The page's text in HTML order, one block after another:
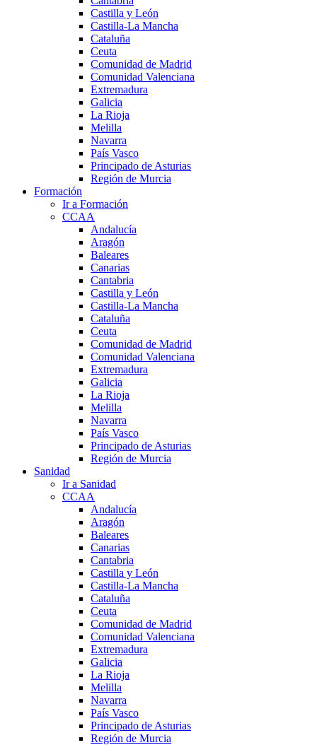
Castilla y León
Castilla-La Mancha
Cataluña
Ceuta
Comunidad de Madrid
Comunidad Valenciana
Extremadura
Galicia
La Rioja
Melilla
Navarra
País Vasco
Principado de Asturias
Región de Murcia
Formación
Ir a Formación
CCAA
Andalucía
Aragón
Baleares
Canarias
Cantabria
Castilla y León
Castilla-La Mancha
Cataluña
Ceuta
Comunidad de Madrid
Comunidad Valenciana
Extremadura
Galicia
La Rioja
Melilla
Navarra
País Vasco
Principado de Asturias
Región de Murcia
Sanidad
Ir a Sanidad
CCAA
Andalucía
Aragón
Baleares
Canarias
Cantabria
Castilla y León
Castilla-La Mancha
Cataluña
Ceuta
Comunidad de Madrid
Comunidad Valenciana
Extremadura
Galicia
La Rioja
Melilla
Navarra
País Vasco
Principado de Asturias
Región de Murcia